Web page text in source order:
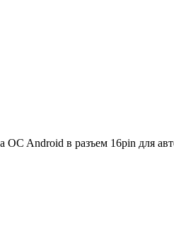
Android в разъем 16pin для